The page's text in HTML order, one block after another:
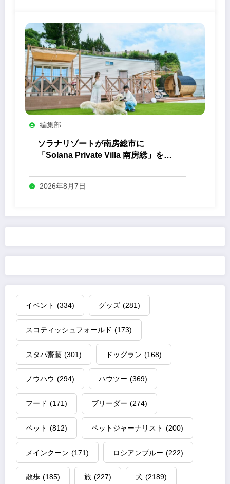
編集部
ソラナリゾートが南房総市に
「Solana Private Villa 南房総」を開
2026年8月7日
イベント (334) グッズ (281)
スコティッシュフォールド (173)
スタパ齋藤 (301) ドッグラン (168)
ノウハウ (294) ハウツー (369)
フード (171) ブリーダー (274)
ペット (812) ペットジャーナリスト (200)
メインクーン (171) ロシアンブルー (222)
散歩 (185) 旅 (227) 犬 (2189)